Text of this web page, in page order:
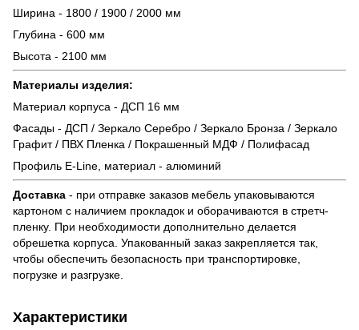
Ширина - 1800 / 1900 / 2000 мм
Глубина - 600 мм
Высота - 2100 мм
Материалы изделия:
Материал корпуса - ДСП 16 мм
Фасады - ДСП / Зеркало Серебро / Зеркало Бронза / Зеркало
Графит / ПВХ Пленка / Покрашенный МДФ / Полифасад
Профиль E-Line, материал - алюминий
Доставка - при отправке заказов мебель упаковываются
картоном с наличием прокладок и оборачиваются в стретч-
пленку. При необходимости дополнительно делается
обрешетка корпуса. Упакованный заказ закрепляется так,
чтобы обеспечить безопасность при транспортировке,
погрузке и разгрузке.
Характеристики